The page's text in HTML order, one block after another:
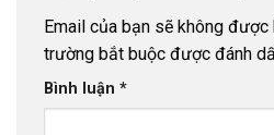
Email của bạn sẽ không được
trường bắt buộc được đánh
Bình luận *